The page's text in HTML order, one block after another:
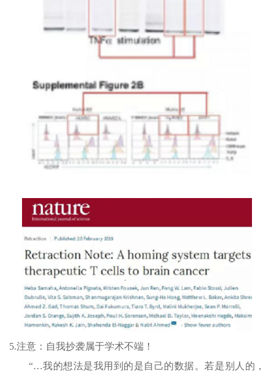
5.注意：自我抄袭属于学术不端！
“…我的想法是我用到的是自己的数据。若是别人的，